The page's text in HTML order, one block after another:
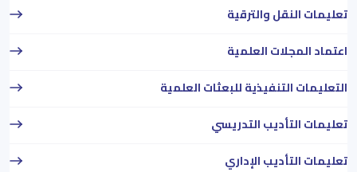
تعليمات النقل والترقية
اعتماد المجلات العلمية
التعليمات التنفيذية للبعثات العلمية
تعليمات التأديب التدريسي
تعليمات التأديب الإداري